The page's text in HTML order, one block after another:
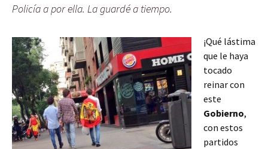
Policía a por ella. La guardé a tiempo.
¡Qué lástima
que le haya
tocado
reinar con
este
Gobierno,
con estos
partidos